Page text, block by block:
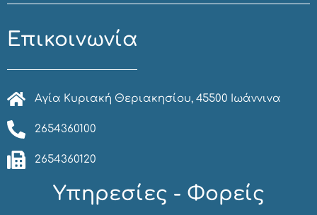
Επικοινωνία
Αγία Κυριακή Θεριακησίου, 45500 Ιωάννινα
2654360100
2654360120
Υπηρεσίες - Φορείς